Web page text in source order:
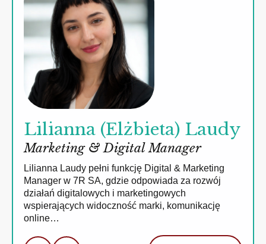
Lilianna (Elżbieta) Laudy
Marketing & Digital Manager
Lilianna Laudy pełni funkcję Digital & Marketing
Manager w 7R SA, gdzie odpowiada za rozwój
działań digitalowych i marketingowych
wspierających widoczność marki, komunikację
online…